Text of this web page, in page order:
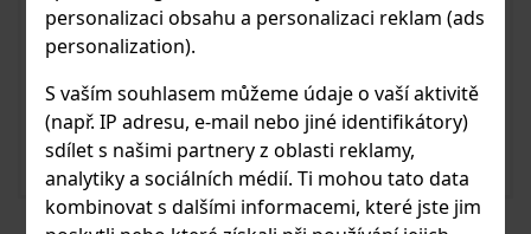
personalizaci obsahu a personalizaci reklam (ads
personalization).
S vaším souhlasem můžeme údaje o vaší aktivitě
(např. IP adresu, e-mail nebo jiné identifikátory)
sdílet s našimi partnery z oblasti reklamy,
analytiky a sociálních médií. Ti mohou tato data
kombinovat s dalšími informacemi, které jste jim
ROVINY Zázvorový likér 18% 0,5 l
Skladem
Vložit do košíku